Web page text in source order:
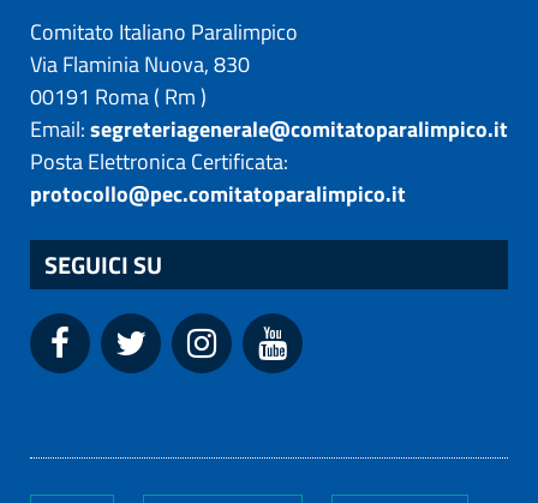
Comitato Italiano Paralimpico
Via Flaminia Nuova, 830
00191 Roma( Rm)
Email:segreteriagenerale@comitatoparalimpico.it
Posta Elettronica Certificata:
protocollo@pec.comitatoparalimpico.it
SEGUICI SU